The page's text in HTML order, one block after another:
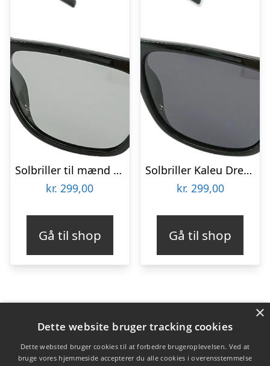
Solbriller til mænd Kaleu Dream unisex polariserede, fotokromiske og antirefleksive linser aluminiumstel med etui
kr. 299,00
Gå til shop
Solbriller Kaleu Dream unisex aluminium sølv med fotokromisk og antirefleksglas inkl. etui, pose og pudseklud
kr. 299,00
Gå til shop
Varekategorier
Produkter
×
Dette website bruger tracking cookies
Dette websted bruger cookies til at forbedre brugeroplevelsen. Ved at
bruge vores hjemmeside accepterer du alle cookies i overensstemmelse